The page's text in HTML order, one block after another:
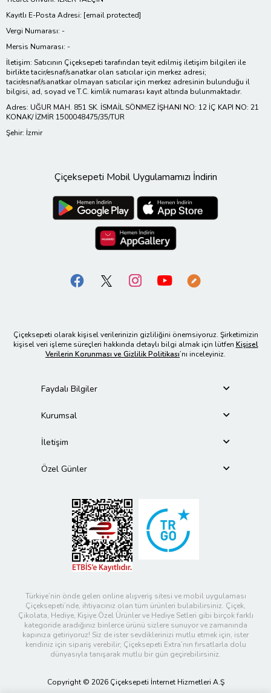
Kayıtlı E-Posta Adresi: [email protected]
Vergi Numarası: -
Mersis Numarası: -
İletişim: Satıcının Çiçeksepeti tarafından teyit edilmiş iletişim bilgileri ile
birlikte tacir/esnaf/sanatkar olan satıcılar için merkez adresi;
tacir/esnaf/sanatkar olmayan satıcılar için merkez adresinin bulunduğu il
bilgisi, ad, soyad ve T.C. kimlik numarası kayıt altında bulunmaktadır.
Adres: UĞUR MAH. 851 SK. İSMAİL SÖNMEZ İŞHANI NO: 12 İÇ KAPI NO: 21
KONAK/ İZMİR 1500048475/35/TUR
Şehir: İzmir
Çiçeksepeti Mobil Uygulamamızı İndirin
Çiçeksepeti olarak kişisel verilerinizin gizliliğini önemsiyoruz. Şirketimizin
kişisel veri işleme süreçleri hakkında detaylı bilgi almak için lütfen Kişisel
Verilerin Korunması ve Gizlilik Politikası’nı inceleyiniz.
Faydalı Bilgiler
Kurumsal
İletişim
Özel Günler
Türkiye’nin önde gelen online alışveriş sitesi ve mobil uygulaması
Çiçeksepeti’nde, ihtiyacınız olan tüm ürünleri bulabilirsiniz. Çiçek,
Çikolata, Hediye, Kişiye Özel Ürünler ve Hediye Setleri gibi birçok farklı
kategoride aradığınız binlerce ürünü sizlere sunuyor ve zamanında
kapınıza getiriyoruz! Siz de ister sevdiklerinizi mutlu etmek için, ister
kendiniz için sipariş verebilir; Çiçeksepeti Extra’nın fırsatlarla dolu
dünyasıyla tanışarak mutlu bir gün geçirebilirsiniz.
Copyright © 2026 Çiçeksepeti İnternet Hizmetleri A.Ş